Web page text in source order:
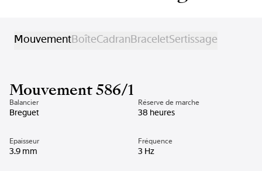
MouvementBoîteCadranBraceletSertissage
Mouvement 586/1
Balancier
Breguet
Réserve de marche
38 heures
Epaisseur
3.9 mm
Fréquence
3 Hz